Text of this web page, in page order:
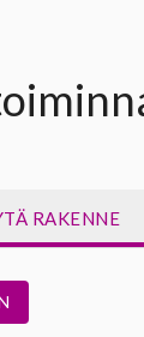
RAKENNE